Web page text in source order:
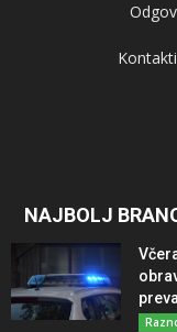
NAJBOLJ